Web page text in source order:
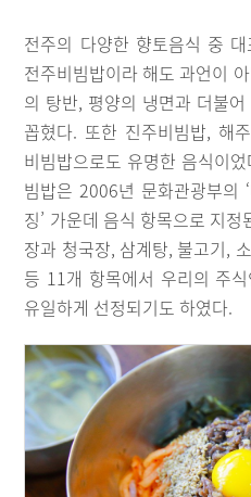
전주의 다양한 향토음식 중
전주비빔밥이라 해도 과언이
의 탕반, 평양의 냉면과 더불
꼽혔다. 또한 진주비빔밥, 해
비빔밥으로도 유명한 음식이
빔밥은 2006년 문화관광부의
징’ 가운데 음식 항목으로 지
장과 청국장, 삼계탕, 불고기,
등 11개 항목에서 우리의 주
유일하게 선정되기도 하였다.